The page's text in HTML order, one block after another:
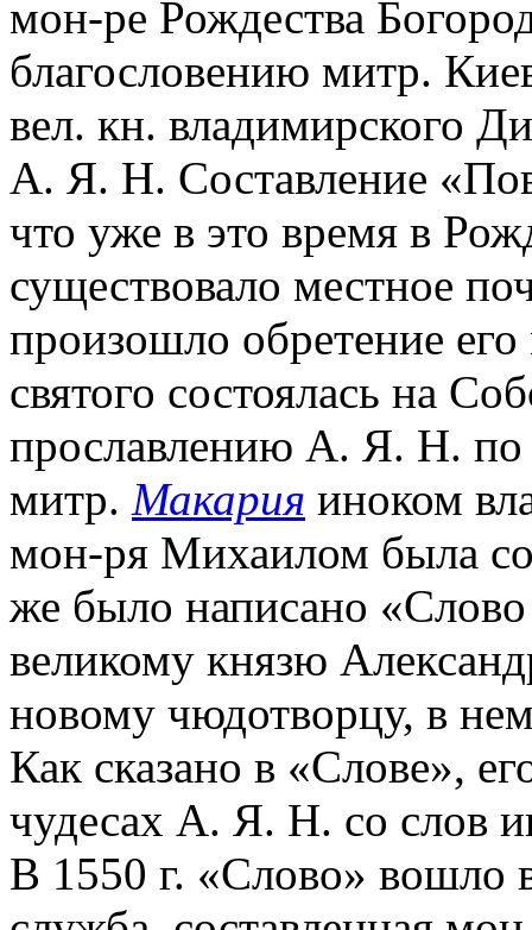
мон-ре Рождества
благословению митр.
вел. кн. владимирского
А. Я. Н. Составление
что уже в это время в
существовало местное
произошло обретение
святого состоялась на
прославлению А. Я. Н. по
митр. Макария иноком
мон-ря Михаилом была
же было написано
великому князю
новому чюдотворцу, в
Как сказано в «Слове»,
чудесах А. Я. Н. со слов
В 1550 г. «Слово»